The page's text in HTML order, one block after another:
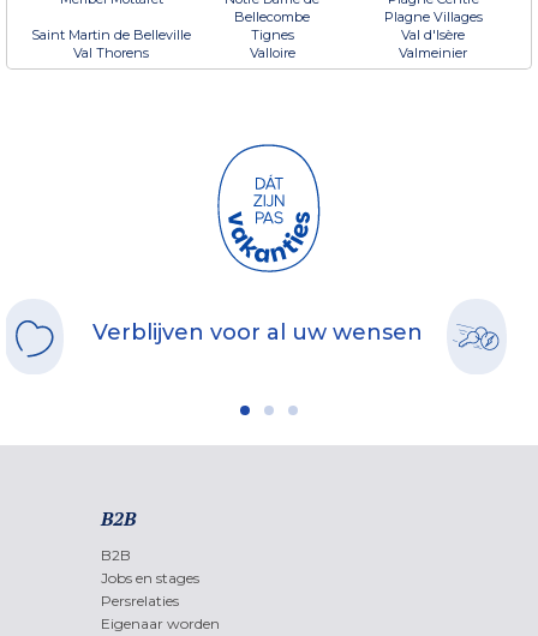
Bellecombe
Plagne Villages
Saint Martin de Belleville
Tignes
Val d'Isère
Val Thorens
Valloire Valmeinier
Verblijven voor al uw wensen
B2B
B2B
Jobs en stages
Persrelaties
Eigenaar worden